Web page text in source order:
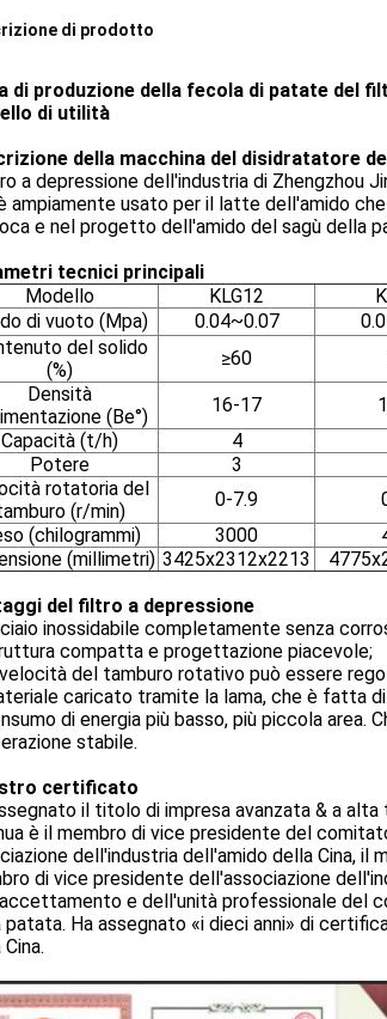
di prodotto
di produzione della fecola di patate del
di utilità
della macchina del disidratatore
a depressione dell'industria di Zhengzhou
ampiamente usato per il latte dell'amido
e nel progetto dell'amido del sagù della
tecnici principali
Modello
KLG12
di vuoto (Mpa)
0.04~0.07
del solido
(%)
≥60
Densità
(Be°)
16-17
Capacità (t/h)
4
Potere
3
rotatoria del
(r/min)
0-7.9
(chilogrammi)
3000
(millimetri) 3425x2312x2213
del filtro a depressione
inossidabile completamente senza
compatta e progettazione piacevole;
del tamburo rotativo può essere
caricato tramite la lama, che è fatta
di energia più basso, più piccola area.
stabile.
certificato
il titolo di impresa avanzata & a
è il membro di vice presidente del
dell'industria dell'amido della Cina,
di vice presidente dell'associazione
e dell'unità professionale del
patata. Ha assegnato «i dieci anni» di